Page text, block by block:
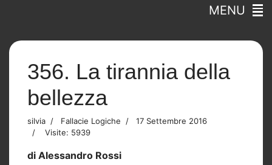
MENU
356. La tirannia della
bellezza
silvia Fallacie Logiche
17 Settembre 2016
Visite: 5939
di Alessandro Rossi